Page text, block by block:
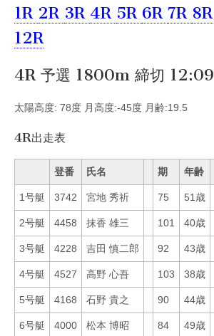
1R 2R 3R 4R 5R 6R 7R 8R
12R
4R 予選 1800m 締切 12:09
太陽高度: 78度 月高度:-45度 月齢:19.5
4R出走表
登番 氏名 期 年齢
1号艇 3742 宮地 秀祈 75 51歳
2号艇 4458 抹香 雄三 101 40歳
3号艇 4228 吉田 慎二郎 92 43歳
4号艇 4527 高野 心吾 103 38歳
5号艇 4168 石野 貴之 90 44歳
6号艇 4000 松本 博昭 84 49歳